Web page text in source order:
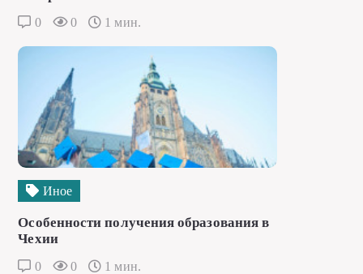
0 0 1 мин.
Иное
Особенности получения образования в
Чехии
0 0 1 мин.